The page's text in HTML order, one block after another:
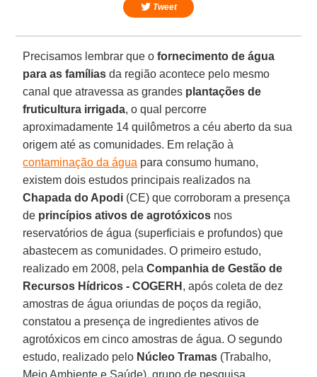
Tweet
Precisamos lembrar que ofornecimento de água
para as famílias da região acontece pelo mesmo
canal que atravessa as grandes plantações de
fruticultura irrigada, o qual percorre
aproximadamente 14 quilômetros a céu aberto da sua
origem até as comunidades. Em relação à
contaminação da água para consumo humano,
existem dois estudos principais realizados na
Chapada do Apodi (CE) que corroboram a presença
de princípios ativos de agrotóxicos nos
reservatórios de água (superficiais e profundos) que
abastecem as comunidades. O primeiro estudo,
realizado em 2008, pelaCompanhia de Gestão de
Recursos Hídricos - COGERH , após coleta de dez
amostras de água oriundas de poços da região,
constatou a presença de ingredientes ativos de
agrotóxicos em cinco amostras de água. O segundo
estudo, realizado pelo Núcleo Tramas (Trabalho,
Meio Ambiente e Saúde), grupo de pesquisa